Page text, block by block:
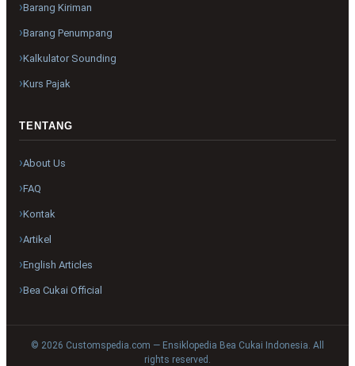
Barang Kiriman
Barang Penumpang
Kalkulator Sounding
Kurs Pajak
TENTANG
About Us
FAQ
Kontak
Artikel
English Articles
Bea Cukai Official
© 2026 Customspedia.com — Ensiklopedia Bea Cukai Indonesia. All
rights reserved.